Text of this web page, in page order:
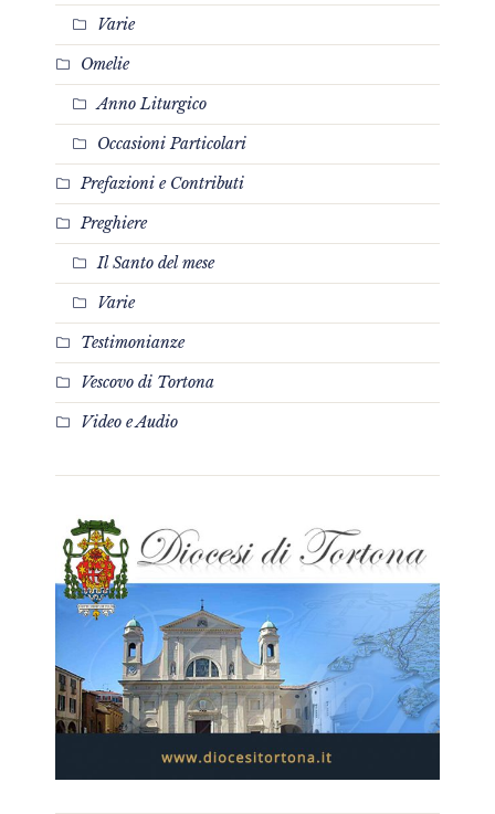
Varie
Omelie
Anno Liturgico
Occasioni Particolari
Prefazioni e Contributi
Preghiere
Il Santo del mese
Varie
Testimonianze
Vescovo di Tortona
Video e Audio